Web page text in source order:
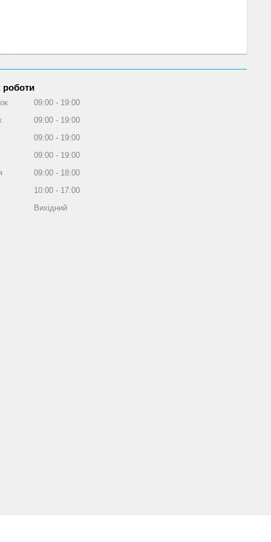
роботи
09:00
19:00
09:00
19:00
09:00
19:00
09:00
19:00
09:00
18:00
10:00
17:00
Вихідний